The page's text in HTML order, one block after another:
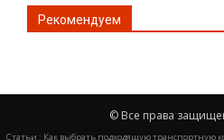
Разрешите сайту 2drive.ru
Рекомендуем
© Все права
Статьи : Как выбрать подходящую транспортную